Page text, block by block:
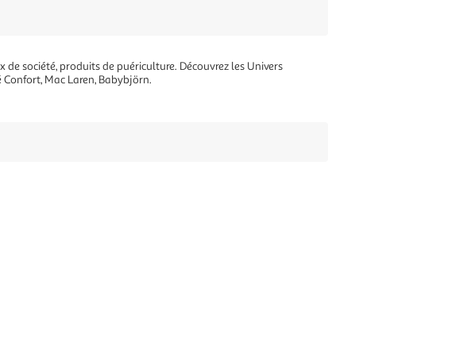
de société, produits de puériculture. Découvrez les Univers
Confort, Mac Laren, Babybjörn.